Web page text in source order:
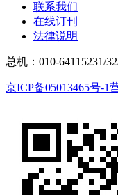
联系我们
在线订刊
法律说明
总机：010-64115231/
京ICP备05013465号-1